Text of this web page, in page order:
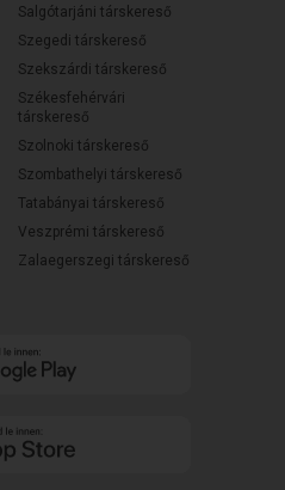
Salgótarjáni társkereső
Szegedi társkereső
Szekszárdi társkereső
Székesfehérvári
társkereső
Szolnoki társkereső
Szombathelyi társkereső
Tatabányai társkereső
Veszprémi társkereső
Zalaegerszegi társkereső